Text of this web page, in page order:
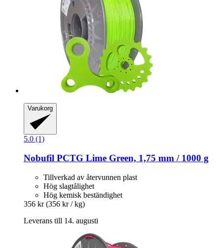
Varukorg
5.0 (1)
Nobufil PCTG Lime Green, 1,75 mm / 1000 g
Tillverkad av återvunnen plast
Hög slagtålighet
Hög kemisk beständighet
356 kr (356 kr / kg)
Leverans till 14. augusti